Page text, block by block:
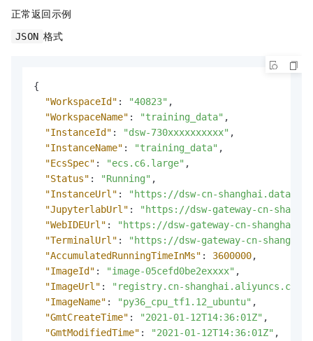
正常返回示例
JSON 格式
{
"WorkspaceId" : "40823" ,
"WorkspaceName" : "training_data" ,
"InstanceId" : "dsw-730xxxxxxxxxx" ,
"InstanceName" : "training_data" ,
"EcsSpec" : "ecs.c6.large" ,
"Status" : "Running" ,
"InstanceUrl" :
"https://dsw-cn-
"JupyterlabUrl" :
"https://dsw-gateway-cn-
"WebIDEUrl" :
"https://dsw-gateway-cn-
"TerminalUrl" :
"https://dsw-gateway-cn-
"AccumulatedRunningTimeInMs" : 3600000,
"ImageId" : "image-05cefd0be2exxxx" ,
"ImageUrl" :
"registry.cn-shanghai.aliyuncs.com/
"ImageName" : "py36_cpu_tf1.12_ubuntu" ,
"GmtCreateTime" : "2021-01-12T14:36:01Z" ,
"GmtModifiedTime" : "2021-01-12T14:36:01Z" ,